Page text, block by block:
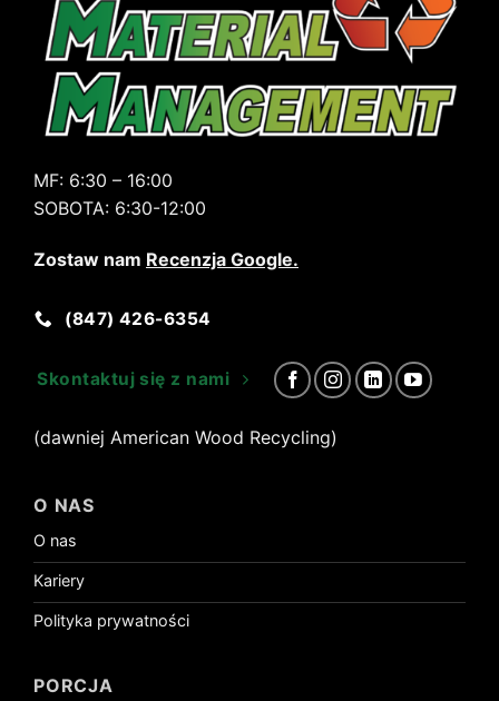
MF: 6:30 – 16:00
SOBOTA: 6:30-12:00
Zostaw nam Recenzja Google.
(847) 426-6354
Skontaktuj się z nami
(dawniej American Wood Recycling)
O NAS
O nas
Kariery
Polityka prywatności
PORCJA